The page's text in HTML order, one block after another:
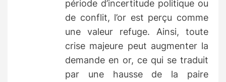
période d’incertitude politique ou
de conflit, l’or est perçu comme
une valeur refuge. Ainsi, toute
crise majeure peut augmenter la
demande en or, ce qui se traduit
par une hausse de la paire